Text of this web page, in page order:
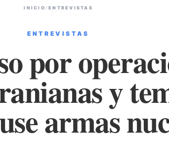
INICIO / ENTREVISTAS
ENTREVISTAS
por
y
armas